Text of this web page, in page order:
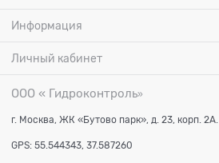
Информация
Личный кабинет
ООО « Гидроконтроль»
г. Москва, ЖК «Бутово парк», д. 23, корп. 2А.
GPS: 55.544343, 37.587260